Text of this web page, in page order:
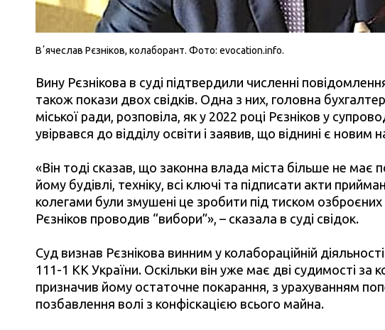
Вʼячеслав Рєзніков, колаборант. Фото: evocation.info.
Вину Рєзнікова в суді підтвердили численні
також покази двох свідків. Одна з них, головна
міської ради, розповіла, як у 2022 році Рєзніков у
увірвався до відділу освіти і заявив, що віднині є новим
«Він тоді сказав, що законна влада міста більше не має
йому будівлі, техніку, всі ключі та підписати акти
колегами були змушені це зробити під тиском
Рєзніков проводив “вибори”», – сказала в суді свідок.
Суд визнав Рєзнікова винним у колабораційній
111-1 КК України. Оскільки він уже має дві судимості за
призначив йому остаточне покарання, з урахуванням
позбавлення волі з конфіскацією всього майна.